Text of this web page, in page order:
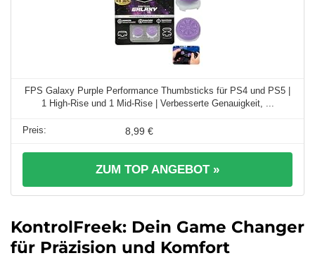
FPS Galaxy Purple Performance Thumbsticks für PS4 und PS5 |
1 High-Rise und 1 Mid-Rise | Verbesserte Genauigkeit, ...
8,99 €
ZUM TOP ANGEBOT »
KontrolFreek: Dein Game Changer
für Präzision und Komfort